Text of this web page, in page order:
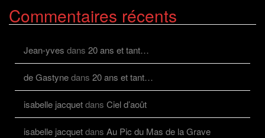
viviane.cayolalcaz
sur
Commentaires récents
Jean-yves dans 20 ans et tant…
de Gastynedans 20 ans et tant…
isabelle jacquetdans Ciel d’août
isabelle jacquetdans Au Pic du Mas de la Grave